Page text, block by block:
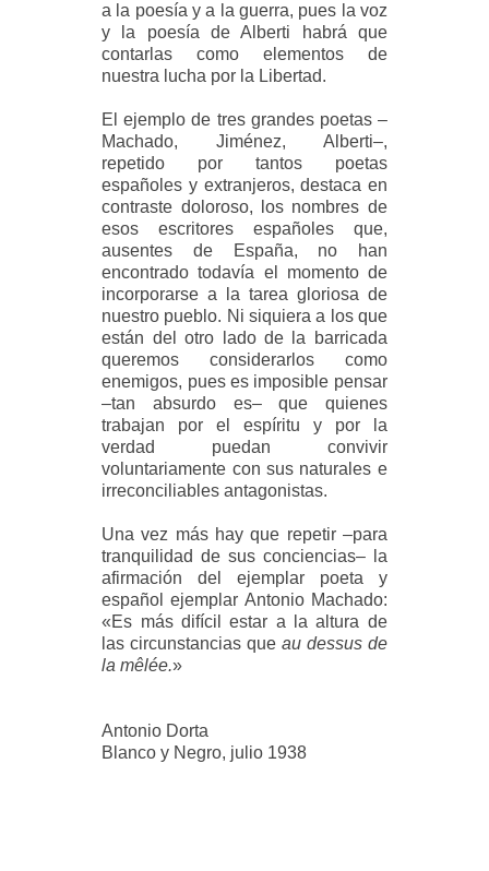
a la poesía y a la guerra, pues la voz
y la poesía de Alberti habrá que
contarlas como elementos de
nuestra lucha por la Libertad.
El ejemplo de tres grandes poetas –
Machado, Jiménez, Alberti–,
repetido por tantos poetas
españoles y extranjeros, destaca en
contraste doloroso, los nombres de
esos escritores españoles que,
ausentes de España, no han
encontrado todavía el momento de
incorporarse a la tarea gloriosa de
nuestro pueblo. Ni siquiera a los que
están del otro lado de la barricada
queremos considerarlos como
enemigos, pues es imposible pensar
–tan absurdo es– que quienes
trabajan por el espíritu y por la
verdad puedan convivir
voluntariamente con sus naturales e
irreconciliables antagonistas.
Una vez más hay que repetir –para
tranquilidad de sus conciencias– la
afirmación del ejemplar poeta y
español ejemplar Antonio Machado:
«Es más difícil estar a la altura de
las circunstancias que au dessus de
la mêlée.»
Antonio Dorta
Blanco y Negro, julio 1938